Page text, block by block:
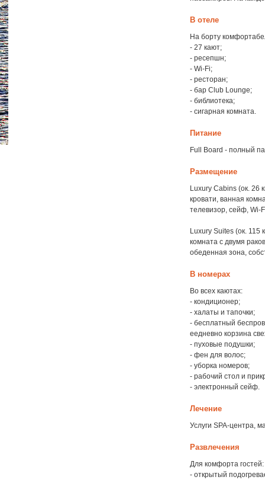
В отеле
На борту
- 27 кают;
- ресепшн;
- Wi-Fi;
- ресторан;
- бар Club Lounge;
- библиотека;
- сигарная комната.
Питание
Full Board - полный
Размещение
Luxury Cabins (ок. 26
кровати, ванная
телевизор, сейф, Wi-
Luxury Suites (ок. 115
комната с двумя
обеденная зона,
В номерах
Во всех каютах:
- кондиционер;
- халаты и тапочки;
- бесплатный
еедневно корзина
- пуховые подушки;
- фен для волос;
- уборка номеров;
- рабочий стол и
- электронный сейф.
Лечение
Услуги SPA-центра,
Развлечения
Для комфорта гостей:
- открытый